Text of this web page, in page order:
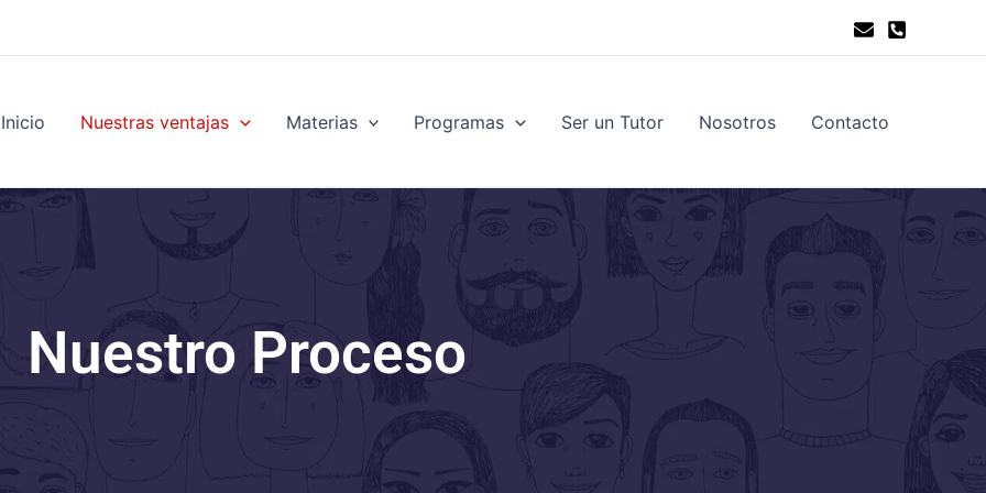
Inicio Nuestras ventajas Materias Programas Ser un Tutor Nosotros Contacto
Nuestro Proceso